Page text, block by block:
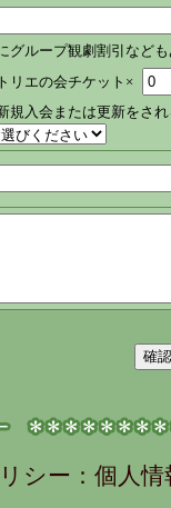
グループ観劇割引など
リエの会チケット×
規入会または更新をさ
シー：個人